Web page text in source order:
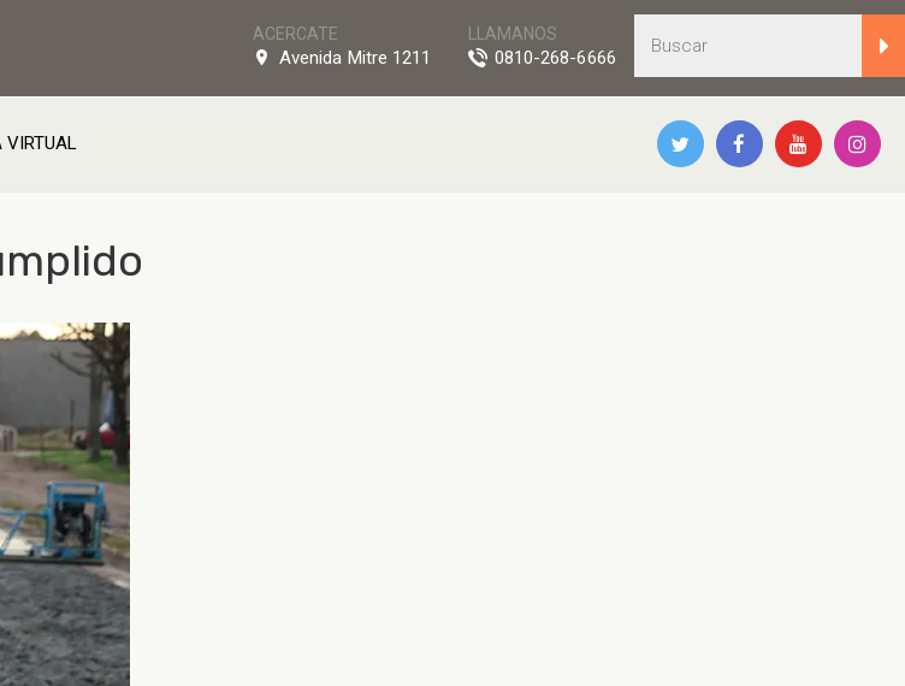
LLAMANOS
0810-268-6666
ACERCATE
Avenida Mitre 1211
VIRTUAL